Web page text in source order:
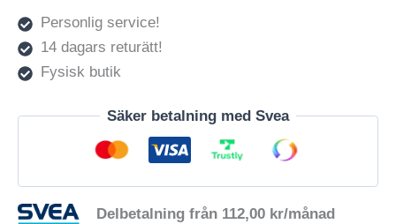
Personlig service!
14 dagars returätt!
Fysisk butik
Säker betalning med Svea
Delbetalning från 112,00 kr/månad